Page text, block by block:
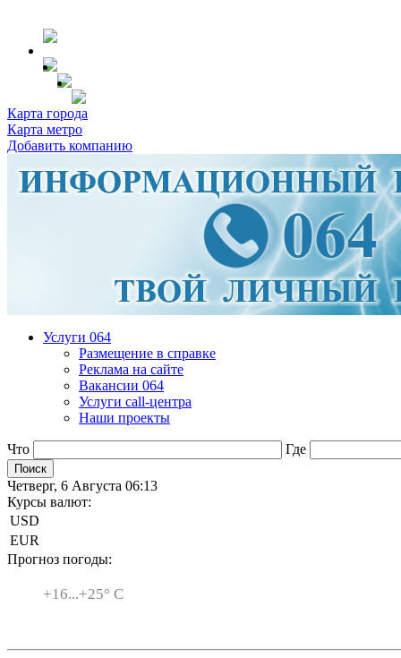
Карта города
Карта метро
Добавить компанию
Услуги 064
Размещение в справке
Реклама на сайте
Вакансии 064
Услуги call-центра
Наши проекты
Что Где
Четверг, 6 Августа 06:13
Курсы валют:
USD
EUR
Прогноз погоды:
+16...+25° C